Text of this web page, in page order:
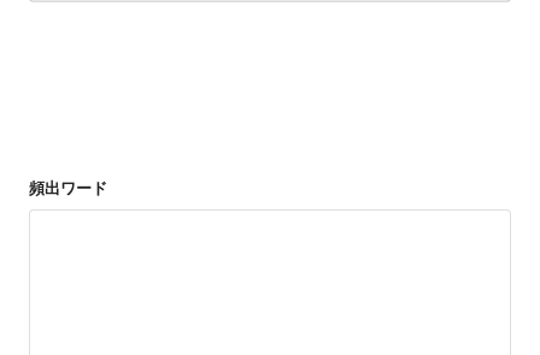
頻出ワード